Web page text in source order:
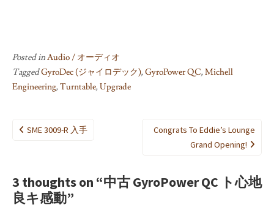
Posted inAudio / オーディオ
TaggedGyroDec (ジャイロデック),GyroPower QC,Michell
Engineering,Turntable,Upgrade
Post
SME 3009-R 入手
Congrats To Eddie’s Lounge
Grand Opening!
3 thoughts on “中古 GyroPower QC ト心地
良キ感動”